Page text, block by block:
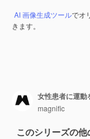
AI 画像生成ツールでオ
きます。
女性患者に運動
magnific
このシリーズの他